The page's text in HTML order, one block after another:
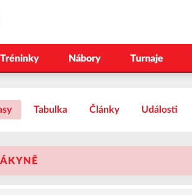
Tréninky Nábory Turnaje
Tabulka Články Události